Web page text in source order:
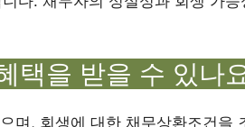
택을 받을 수 있나
며, 회생에 대한 채무상환조건을